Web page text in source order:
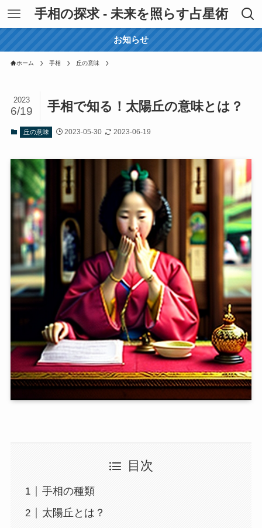
手相の探求 - 未来を照らす占星術
お知らせ
ホーム 手相 丘の意味
手相で知る！太陽丘の意味とは？
2023
6/19
丘の意味 2023-05-30 2023-06-19
目次
手相の種類
太陽丘とは？